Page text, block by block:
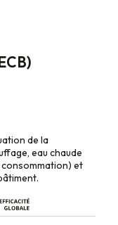
de la
eau chaude
et